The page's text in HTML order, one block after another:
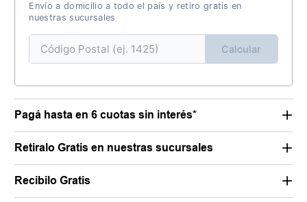
Envío a domicilio a todo el país y retiro gratis en
nuestras sucursales
Calcular
Pagá hasta en 6 cuotas sin interés*
Retiralo Gratis en nuestras sucursales
Recibilo Gratis